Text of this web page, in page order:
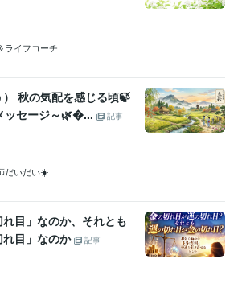
/ スタイリスト
人生は好転する！
波動干渉と口癖共振実験
取得年 : 2011年
イフコーチ
秋の気配を感じる頃🍃
ッセージ～🌿...
記事
だいだい☀️
れ目」なのか、それとも
れ目」なのか
記事